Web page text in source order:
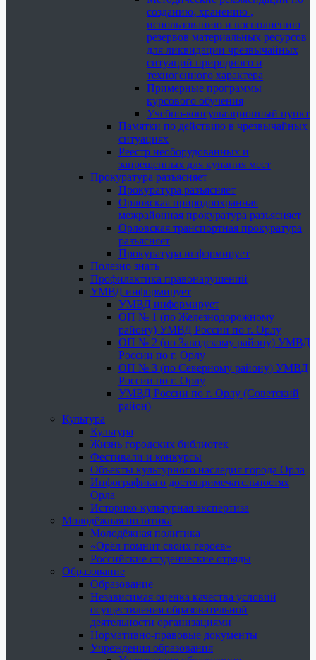
созданию, хранению ,
использованию и восполнению
резервов материальных ресурсов
для ликвидации чрезвычайных
ситуаций природного и
техногенного характера
Примерные программы
курсового обучения
Учебно-консультационный пункт
Памятки по действию в чрезвычайных
ситуациях
Реестр необорудованных и
запрещенных для купания мест
Прокуратура разъясняет
Прокуратура разъясняет
Орловская природоохранная
межрайонная прокуратура разъясняет
Орловская транспортная прокуратура
разъясняет
Прокуратура информирует
Полезно знать
Профилактика правонарушений
УМВД информирует
УМВД информирует
ОП № 1 (по Железнодорожному
району) УМВД России по г. Орлу
ОП № 2 (по Заводскому району) УМВД
России по г. Орлу
ОП № 3 (по Северному району) УМВД
России по г. Орлу
УМВД России по г. Орлу (Советский
район)
Культура
Культура
Жизнь городских библиотек
Фестивали и конкурсы
Объекты культурного наследия города Орла
Инфографика о достопримечательностях
Орла
Историко-культурная экспертиза
Молодёжная политика
Молодёжная политика
«Орёл помнит своих героев»
Российские студенческие отряды
Образование
Образование
Независимая оценка качества условий
осуществления образовательной
деятельности организациями
Нормативно-правовые документы
Учреждения образования